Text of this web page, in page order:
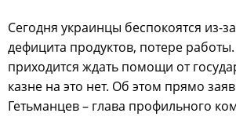
Сегодня украинцы беспокоятся из-
дефицита продуктов, потере
приходится ждать помощи от
казне на это нет. Об этом прямо
Гетьманцев – глава профильного